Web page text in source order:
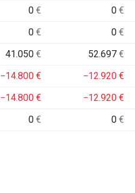
0€ 0€
0€ 0€
41.050€ 52.697€
−14.800€ −12.920€
−14.800€ −12.920€
0€ 0€